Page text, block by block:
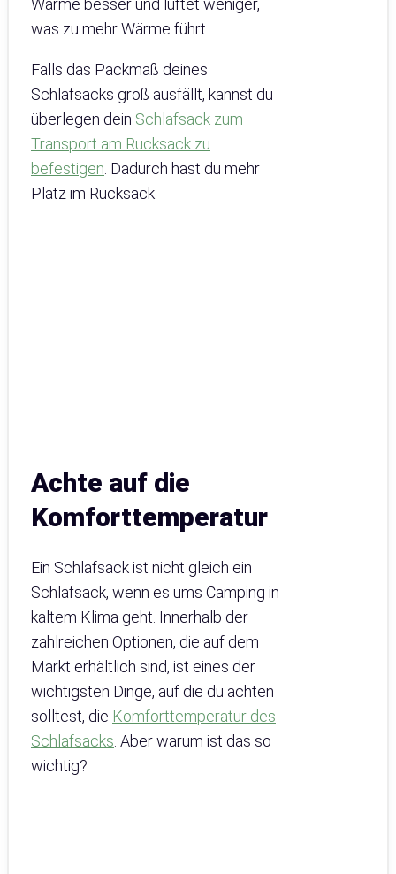
was zu mehr Wärme führt.
Falls das Packmaß deines
Schlafsacks groß ausfällt, kannst du
überlegen dein Schlafsack zum
Transport am Rucksack zu
befestigen . Dadurch hast du mehr
Platz im Rucksack.
Achte auf die
Komforttemperatur
Ein Schlafsack ist nicht gleich ein
Schlafsack, wenn es ums Camping in
kaltem Klima geht. Innerhalb der
zahlreichen Optionen, die auf dem
Markt erhältlich sind, ist eines der
wichtigsten Dinge, auf die du achten
solltest, die Komforttemperatur des
Schlafsacks. Aber warum ist das so
wichtig?